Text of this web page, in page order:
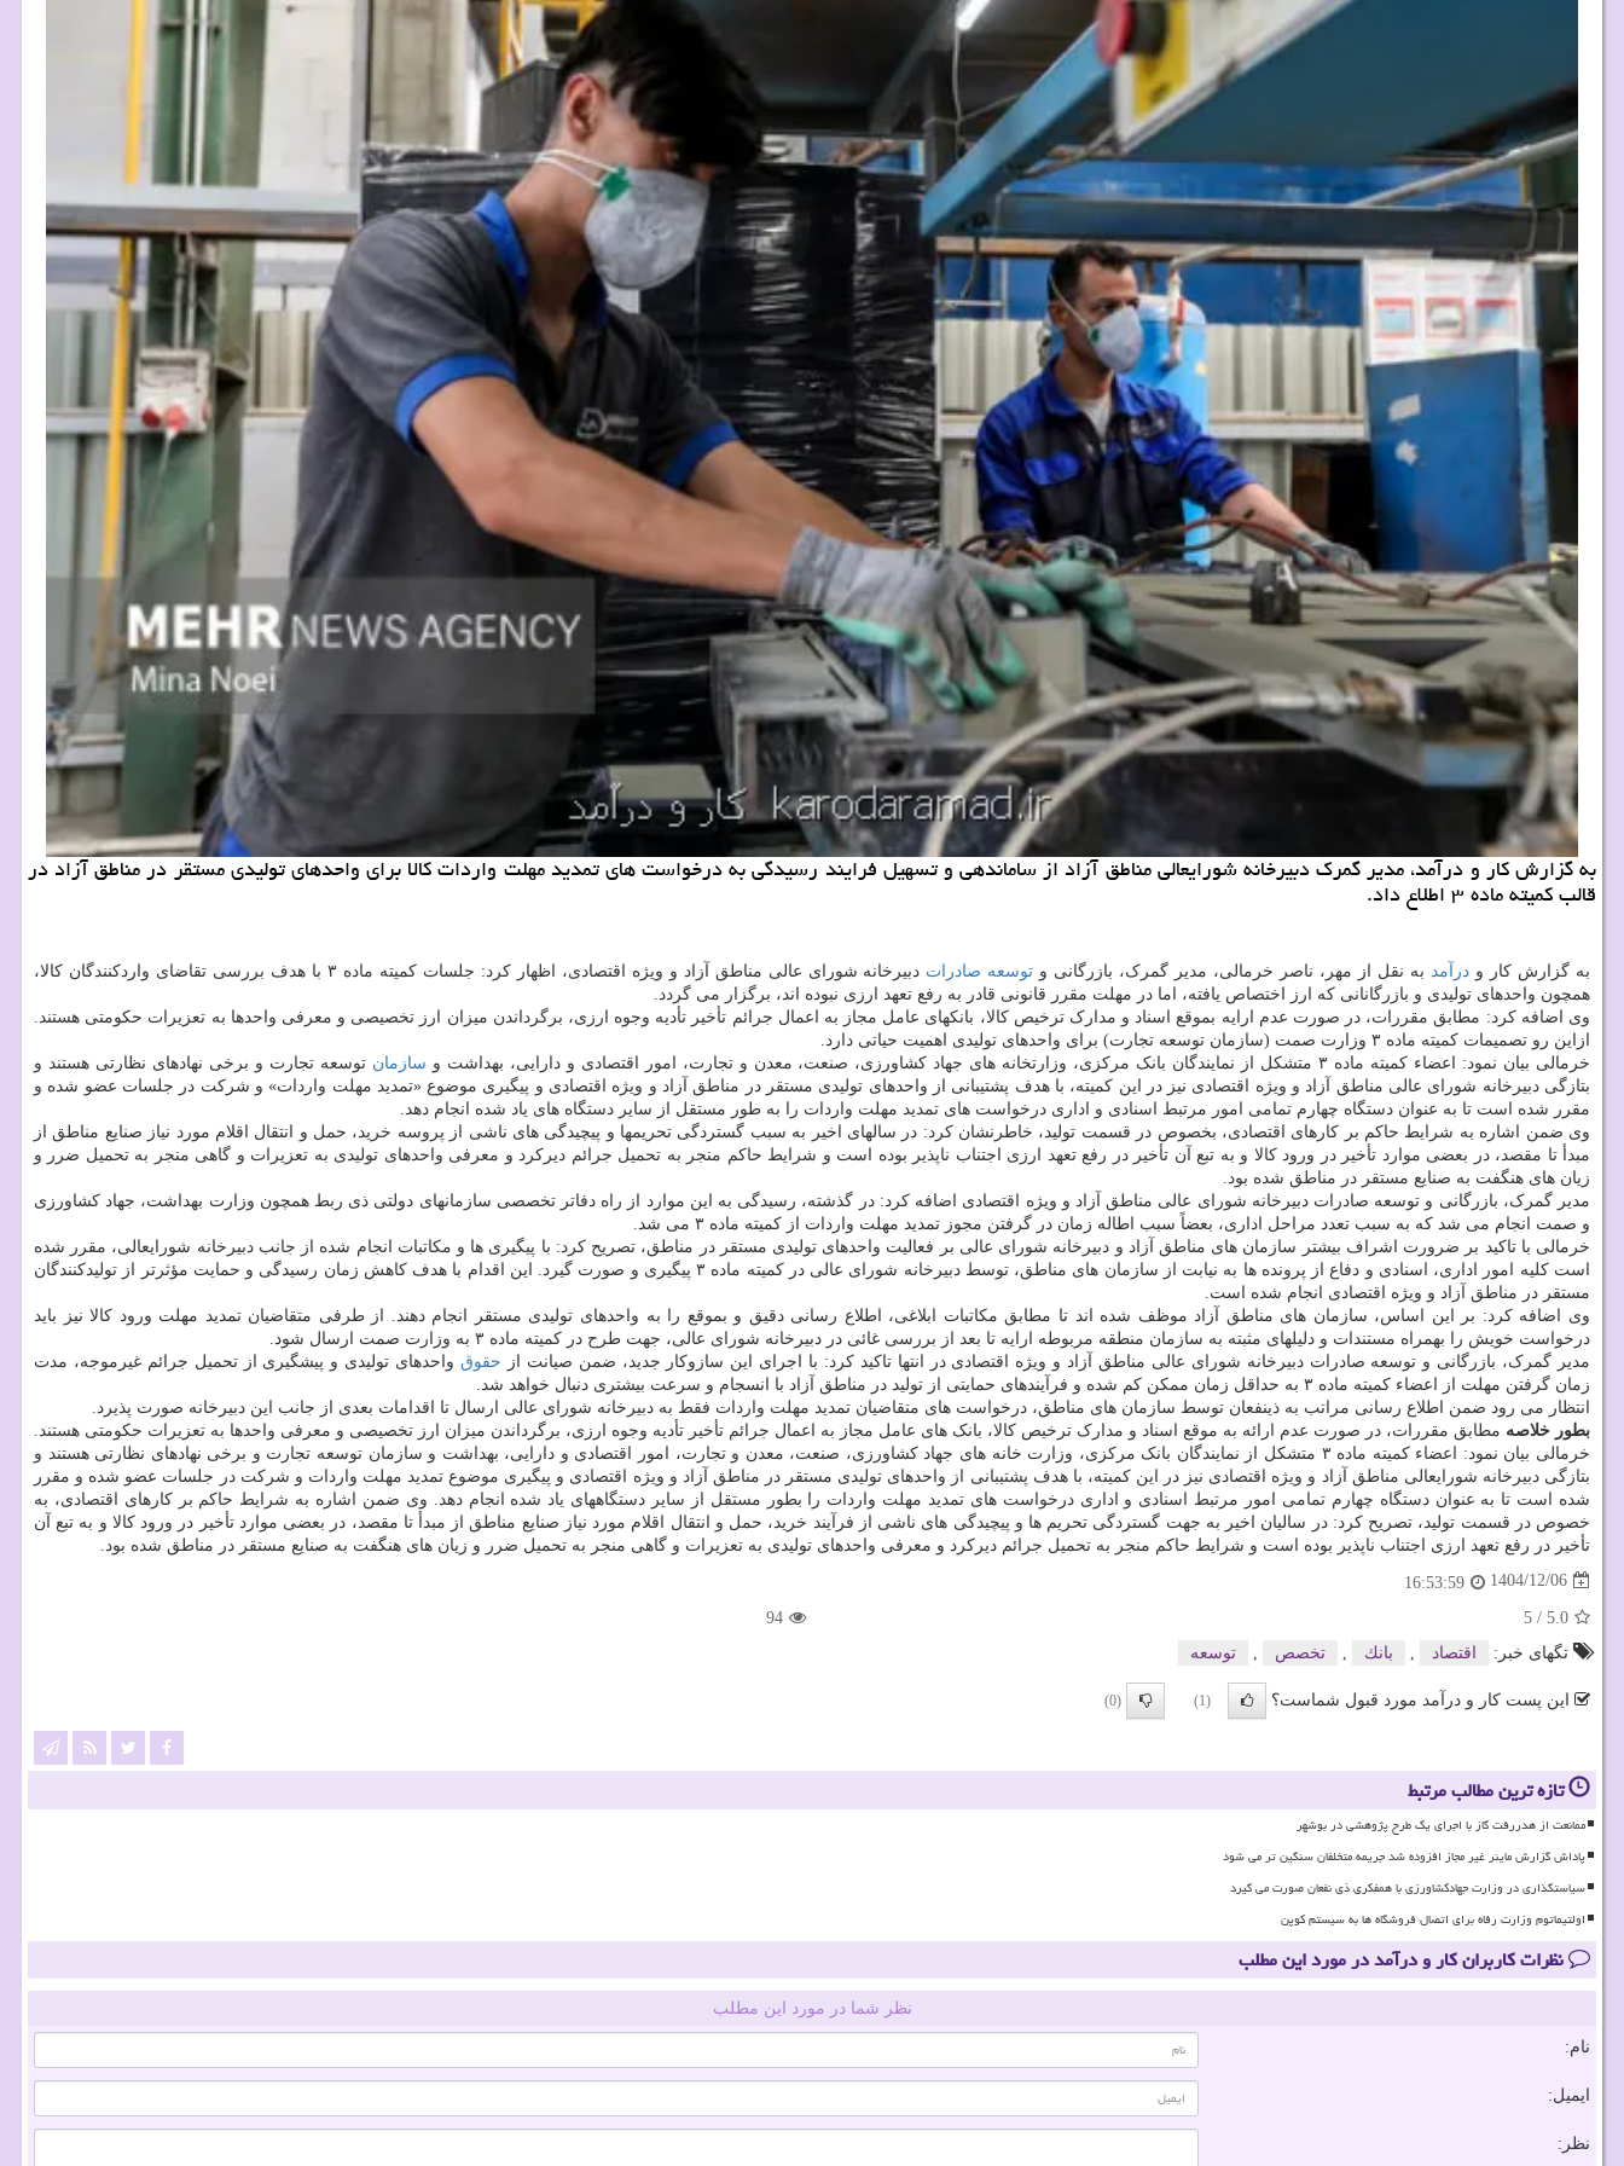
به گزارش کار و درآمد، مدیر گمرک دبیرخانه شورایعالی مناطق آزاد از ساماندهی و تسهیل فرایند رسیدگی به درخواست های تمدید مهلت واردات کالا برای واحدهای تولیدی مستقر در مناطق آزاد در
قالب کمیته ماده ۳ اطلاع داد.
به گزارش کار و درآمدبه نقل از مهر، ناصر خرمالی، مدیر گمرک، بازرگانی و توسعه صادرات
دبیرخانه شورای عالی مناطق آزاد و ویژه اقتصادی، اظهار کرد: جلسات کمیته ماده ۳ با هدف بررسی تقاضای واردکنندگان کالا،
همچون واحدهای تولیدی و بازرگانانی که ارز اختصاص یافته، اما در مهلت مقرر قانونی قادر به رفع تعهد ارزی نبوده اند، برگزار می گردد.
وی اضافه کرد: مطابق مقررات، در صورت عدم ارایه بموقع اسناد و مدارک ترخیص کالا، بانکهای عامل مجاز به اعمال جرائم تأخیر تأدیه وجوه ارزی، برگرداندن میزان ارز تخصیصی و معرفی واحدها به تعزیرات حکومتی هستند.
ازاین رو تصمیمات کمیته ماده ۳ وزارت صمت (سازمان توسعه تجارت) برای واحدهای تولیدی اهمیت حیاتی دارد.
خرمالی بیان نمود: اعضاء کمیته ماده ۳ متشکل از نمایندگان بانک مرکزی، وزارتخانه های جهاد کشاورزی، صنعت، معدن و تجارت، امور اقتصادی و دارایی، بهداشت و
سازمان توسعه تجارت و برخی نهادهای نظارتی هستند و
بتازگی دبیرخانه شورای عالی مناطق آزاد و ویژه اقتصادی نیز در این کمیته، با هدف پشتیبانی از واحدهای تولیدی مستقر در مناطق آزاد و ویژه اقتصادی و پیگیری موضوع «تمدید مهلت واردات» و شرکت در جلسات عضو شده و
مقرر شده است تا به عنوان دستگاه چهارم تمامی امور مرتبط اسنادی و اداری درخواست های تمدید مهلت واردات را به طور مستقل از سایر دستگاه های یاد شده انجام دهد.
وی ضمن اشاره به شرایط حاکم بر کارهای اقتصادی، بخصوص در قسمت تولید، خاطرنشان کرد: در سالهای اخیر به سبب گستردگی تحریمها و پیچیدگی های ناشی از پروسه خرید، حمل و انتقال اقلام مورد نیاز صنایع مناطق از
مبدأ تا مقصد، در بعضی موارد تأخیر در ورود کالا و به تبع آن تأخیر در رفع تعهد ارزی اجتناب ناپذیر بوده است و شرایط حاکم منجر به تحمیل جرائم دیرکرد و معرفی واحدهای تولیدی به تعزیرات و گاهی منجر به تحمیل ضرر و
زیان های هنگفت به صنایع مستقر در مناطق شده بود.
مدیر گمرک، بازرگانی و توسعه صادرات دبیرخانه شورای عالی مناطق آزاد و ویژه اقتصادی اضافه کرد: در گذشته، رسیدگی به این موارد از راه دفاتر تخصصی سازمانهای دولتی ذی ربط همچون وزارت بهداشت، جهاد کشاورزی
و صمت انجام می شد که به سبب تعدد مراحل اداری، بعضاً سبب اطاله زمان در گرفتن مجوز تمدید مهلت واردات از کمیته ماده ۳ می شد.
خرمالی با تاکید بر ضرورت اشراف بیشتر سازمان های مناطق آزاد و دبیرخانه شورای عالی بر فعالیت واحدهای تولیدی مستقر در مناطق، تصریح کرد: با پیگیری ها و مکاتبات انجام شده از جانب دبیرخانه شورایعالی، مقرر شده
است کلیه امور اداری، اسنادی و دفاع از پرونده ها به نیابت از سازمان های مناطق، توسط دبیرخانه شورای عالی در کمیته ماده ۳ پیگیری و صورت گیرد. این اقدام با هدف کاهش زمان رسیدگی و حمایت مؤثرتر از تولیدکنندگان
مستقر در مناطق آزاد و ویژه اقتصادی انجام شده است.
وی اضافه کرد: بر این اساس، سازمان های مناطق آزاد موظف شده اند تا مطابق مکاتبات ابلاغی، اطلاع رسانی دقیق و بموقع را به واحدهای تولیدی مستقر انجام دهند. از طرفی متقاضیان تمدید مهلت ورود کالا نیز باید
درخواست خویش را بهمراه مستندات و دلیلهای مثبته به سازمان منطقه مربوطه ارایه تا بعد از بررسی غائی در دبیرخانه شورای عالی، جهت طرح در کمیته ماده ۳ به وزارت صمت ارسال شود.
مدیر گمرک، بازرگانی و توسعه صادرات دبیرخانه شورای عالی مناطق آزاد و ویژه اقتصادی در انتها تاکید کرد: با اجرای این سازوکار جدید، ضمن صیانت از حقوق واحدهای تولیدی و پیشگیری از تحمیل جرائم غیرموجه، مدت
زمان گرفتن مهلت از اعضاء کمیته ماده ۳ به حداقل زمان ممکن کم شده و فرآیندهای حمایتی از تولید در مناطق آزاد با انسجام و سرعت بیشتری دنبال خواهد شد.
انتظار می رود ضمن اطلاع رسانی مراتب به ذینفعان توسط سازمان های مناطق، درخواست های متقاضیان تمدید مهلت واردات فقط به دبیرخانه شورای عالی ارسال تا اقدامات بعدی از جانب این دبیرخانه صورت پذیرد.
بطور خلاصه مطابق مقررات، در صورت عدم ارائه به موقع اسناد و مدارک ترخیص کالا، بانک های عامل مجاز به اعمال جرائم تأخیر تأدیه وجوه ارزی، برگرداندن میزان ارز تخصیصی و معرفی واحدها به تعزیرات حکومتی هستند.
خرمالی بیان نمود: اعضاء کمیته ماده ۳ متشکل از نمایندگان بانک مرکزی، وزارت خانه های جهاد کشاورزی، صنعت، معدن و تجارت، امور اقتصادی و دارایی، بهداشت و سازمان توسعه تجارت و برخی نهادهای نظارتی هستند و
بتازگی دبیرخانه شورایعالی مناطق آزاد و ویژه اقتصادی نیز در این کمیته، با هدف پشتیبانی از واحدهای تولیدی مستقر در مناطق آزاد و ویژه اقتصادی و پیگیری موضوع تمدید مهلت واردات و شرکت در جلسات عضو شده و مقرر
شده است تا به عنوان دستگاه چهارم تمامی امور مرتبط اسنادی و اداری درخواست های تمدید مهلت واردات را بطور مستقل از سایر دستگاههای یاد شده انجام دهد. وی ضمن اشاره به شرایط حاکم بر کارهای اقتصادی، به
خصوص در قسمت تولید، تصریح کرد: در سالیان اخیر به جهت گستردگی تحریم ها و پیچیدگی های ناشی از فرآیند خرید، حمل و انتقال اقلام مورد نیاز صنایع مناطق از مبدأ تا مقصد، در بعضی موارد تأخیر در ورود کالا و به تبع آن
تأخیر در رفع تعهد ارزی اجتناب ناپذیر بوده است و شرایط حاکم منجر به تحمیل جرائم دیرکرد و معرفی واحدهای تولیدی به تعزیرات و گاهی منجر به تحمیل ضرر و زیان های هنگفت به صنایع مستقر در مناطق شده بود.
1404/12/06
16:53:59
5.0
/
5
94
تگهای خبر:
اقتصاد بانك تخصص توسعه
این پست کار و درآمد مورد قبول شماست؟ (1)
(0)
تازه ترین مطالب مرتبط
ممانعت از هدررفت گاز با اجرای یک طرح پژوهشی در بوشهر
پاداش گزارش ماینر غیر مجاز افزوده شد جریمه متخلفان سنگین تر می شود
سیاستگذاری در وزارت جهادکشاورزی با همفکری ذی نفعان صورت می گیرد
اولتیماتوم وزارت رفاه برای اتصال فروشگاه ها به سیستم کوپن
نظرات کاربران کار و درآمد در مورد این مطلب
نظر شما در مورد این مطلب
نام:
ایمیل:
نظر: